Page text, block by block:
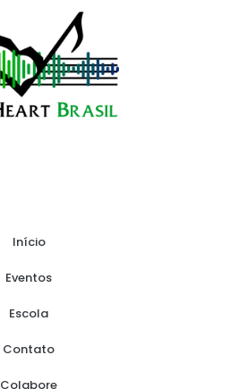
Início
Eventos
Escola
Contato
Colabore